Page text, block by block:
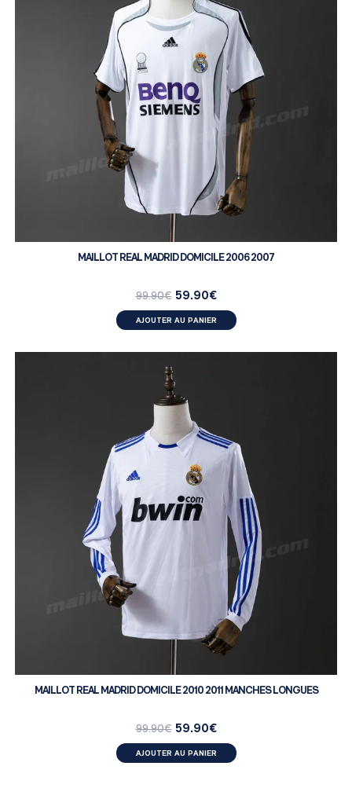
MAILLOT REAL MADRID DOMICILE 2006 2007
99.90€ 59.90€
AJOUTER AU PANIER
MAILLOT REAL MADRID DOMICILE 2010 2011 MANCHES LONGUES
99.90€ 59.90€
AJOUTER AU PANIER